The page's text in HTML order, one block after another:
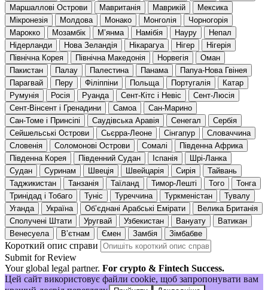
Маршаллові Острови
Мавританія Маврикій
Мексика
Мікронезія
Молдова Монако Монголія
Чорногорія
Марокко
Мозамбік Мʼянма Намібія Науру
Непал
Нідерланди
Нова Зеландія Нікарагуа Нігер
Нігерія
Північна Корея
Північна Македонія Норвегія
Оман
Пакистан
Палау Палестина Панама
Папуа-Нова Гвінея
Парагвай
Перу Філіппіни Польща Португалія
Катар
Румунія
Росія Руанда Сент-Кітс і Невіс
Сент-Люсія
Сент-Вінсент і Гренадини
Самоа
Сан-Марино
Сан-Томе і Принсіпі
Саудівська Аравія Сенегал
Сербія
Сейшельські Острови
Сьєрра-Леоне Сінгапур
Словаччина
Словенія
Соломонові Острови Сомалі
Південна Африка
Південна Корея
Південний Судан Іспанія
Шрі-Ланка
Судан
Суринам Швеція Швейцарія Сирія
Тайвань
Таджикистан
Танзанія Таїланд Тимор-Лешті Того
Тонга
Тринідад і Тобаго
Туніс Туреччина Туркменістан
Тувалу
Уганда
Україна Обʼєднані Арабські Емірати
Велика Британія
Сполучені Штати
Уругвай Узбекистан Вануату
Ватикан
Венесуела
Вʼєтнам Ємен Замбія Зімбабве
Короткий опис справи
Submit for Review
Your global legal partner. For crypto & Fintech Success.
Цей сайт використовує файли cookie, щоб запропонувати вам